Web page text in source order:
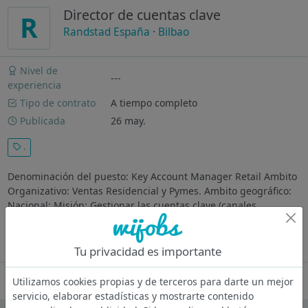
R Director de cuentas clave
Randstad España · Bilbao
Nivel de
experiencia
---
Tipo de contrato
A tiempo completo
Publicada
26 may.
.
Denominación del puesto: Key Account Manager Retail Ambito
Organizativo: Ventas Residencial y Pymes. Ambito geográfico:
Nacional: Misión: Gestionar las cuentas clave (canales
externos) que colaboran con nuestro cliente así como la
captación de cuentas...
Oferta desactivada
Tu privacidad es importante
Utilizamos cookies propias y de terceros para darte un mejor
servicio, elaborar estadísticas y mostrarte contenido